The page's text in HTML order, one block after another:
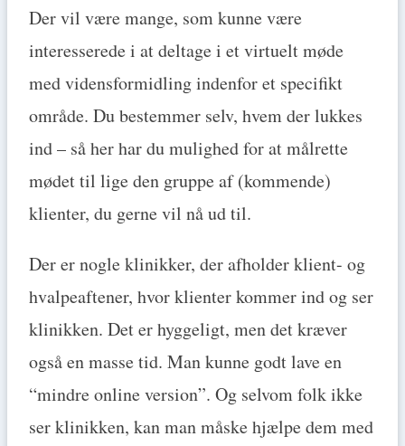
Der vil være mange, som kunne være
interesserede i at deltage i et virtuelt møde
med vidensformidling indenfor et specifikt
område. Du bestemmer selv, hvem der lukkes
ind – så her har du mulighed for at målrette
mødet til lige den gruppe af (kommende)
klienter, du gerne vil nå ud til.
Der er nogle klinikker, der afholder klient- og
hvalpeaftener, hvor klienter kommer ind og ser
klinikken. Det er hyggeligt, men det kræver
også en masse tid. Man kunne godt lave en
“mindre online version”. Og selvom folk ikke
ser klinikken, kan man måske hjælpe dem med